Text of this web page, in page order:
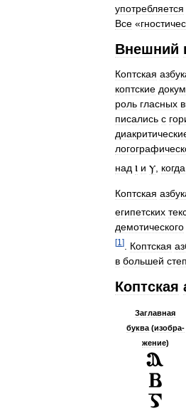
употребляется
Все «
Внешний
Коптская
коптские
роль гласных
писались с
над ⲓ и ⲩ когда
Коптская
египетских
демотического
[1 ] Коптская
в большей
Коптская
Заглавная
буква(изобра­
жение)